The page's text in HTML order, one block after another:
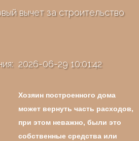
вычет за строительство
2026-06-29 10:01:42
Хозяин построенного дома
может вернуть часть расходов,
при этом неважно, были это
собственные средства или